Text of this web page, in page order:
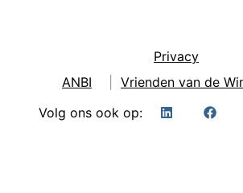
Privacy
ANBI
Vrienden van de
Volg ons ook op: